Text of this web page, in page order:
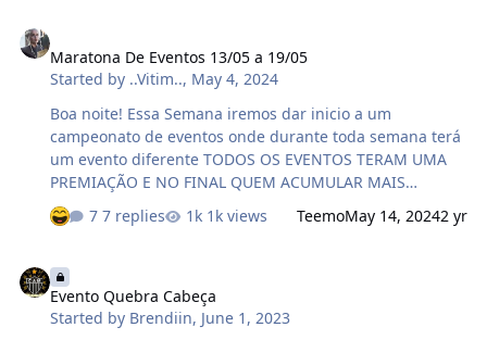
rc=play&pid=166a3d768c6d Poste uma print do quebra
cabeça completo, full desktop sem edições junto com o
Maratona De Eventos 13/05 a 19/05
Started by ..Vitim.., May 4, 2024
Boa noite! Essa Semana iremos dar inicio a um
campeonato de eventos onde durante toda semana terá
um evento diferente TODOS OS EVENTOS TERAM UMA
PREMIAÇÃO E NO FINAL QUEM ACUMULAR MAIS
PONTOS IRA LEVAR PARA CASA OUTROS PREMIOS
Premiação: 1º Lugar: 11 Premium Points + 30 Dias do
Dias do Booster De sua escolha 3º Lugar: 11 Premium
Points + 50 kks Programação de Eventos: Segunda Feira:
21 com Dados 20:00 HORAS HORÁRIO DE BRASILIA Terça
7 replies 1k views TeemoMay 14, 20242 yr
Evento Quebra Cabeça
Started by Brendiin, June 1, 2023